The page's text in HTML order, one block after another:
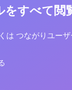
をすべて閲
は つながりユー